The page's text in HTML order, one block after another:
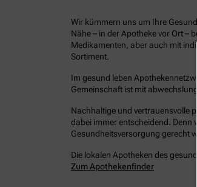
Wir kümmern uns um Ihre
Nähe – in der Apotheke vor Ort –
Medikamenten, aber auch mit
Sortiment.
Im gesund leben
Gemeinschaft ist mit
Nachhaltige und vertrauensvolle
dabei immer entscheidend.
Gesundheitsversorgung gerecht
Die lokalen Apotheken des
Zum Apothekenfinder